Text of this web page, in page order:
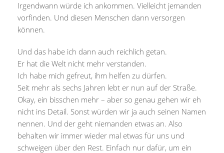
Irgendwann würde ich ankommen. Vielleicht jemanden
vorfinden. Und diesen Menschen dann versorgen
können.
Und das habe ich dann auch reichlich getan.
Er hat die Welt nicht mehr verstanden.
Ich habe mich gefreut, ihm helfen zu dürfen.
Seit mehr als sechs Jahren lebt er nun auf der Straße.
Okay, ein bisschen mehr – aber so genau gehen wir eh
nicht ins Detail. Sonst würden wir ja auch seinen Namen
nennen. Und der geht niemanden etwas an. Also
behalten wir immer wieder mal etwas für uns und
schweigen über den Rest. Einfach nur dafür, um ein